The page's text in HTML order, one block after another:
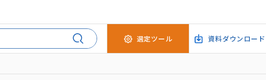
選定ツール 資料ダウンロード